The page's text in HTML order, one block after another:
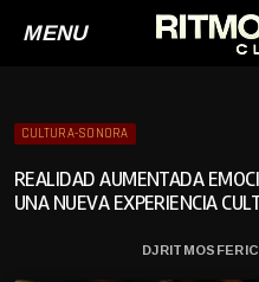
MENU
CULTURA-SONORA
REALIDAD AUMENTADA
UNA NUEVA EXPERIENCIA